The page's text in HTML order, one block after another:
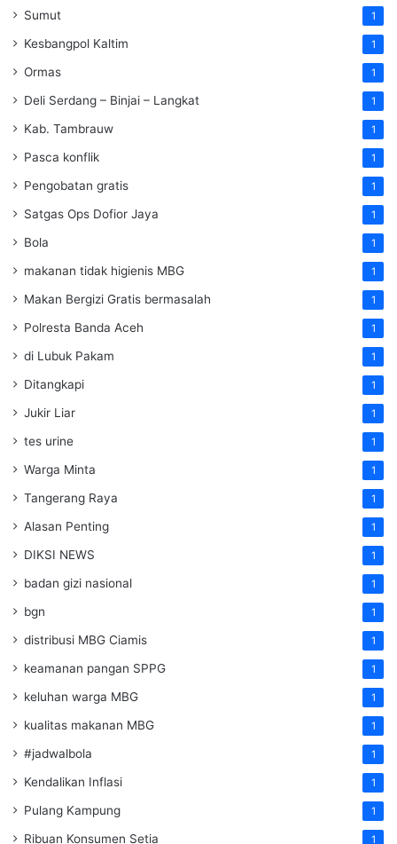
Sumut 1
Kesbangpol Kaltim 1
Ormas 1
Deli Serdang – Binjai – Langkat 1
Kab. Tambrauw 1
Pasca konflik 1
Pengobatan gratis 1
Satgas Ops Dofior Jaya 1
Bola 1
makanan tidak higienis MBG 1
Makan Bergizi Gratis bermasalah 1
Polresta Banda Aceh 1
di Lubuk Pakam 1
Ditangkapi 1
Jukir Liar 1
tes urine 1
Warga Minta 1
Tangerang Raya 1
Alasan Penting 1
DIKSI NEWS 1
badan gizi nasional 1
bgn 1
distribusi MBG Ciamis 1
keamanan pangan SPPG 1
keluhan warga MBG 1
kualitas makanan MBG 1
#jadwalbola 1
Kendalikan Inflasi 1
Pulang Kampung 1
Ribuan Konsumen Setia 1